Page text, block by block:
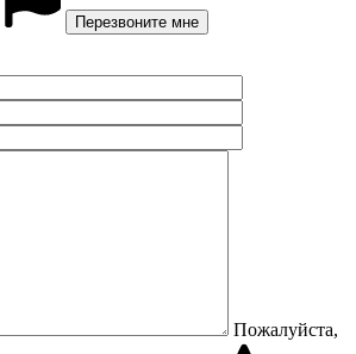
Пожалуйста,